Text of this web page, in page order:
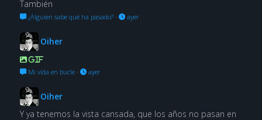
También
¿Alguien sabe qué ha pasado?· ayer
Oiher
GIF
Mi vida en bucle· ayer
Oiher
Y ya tenemos la vista cansada, que los años no pasan en